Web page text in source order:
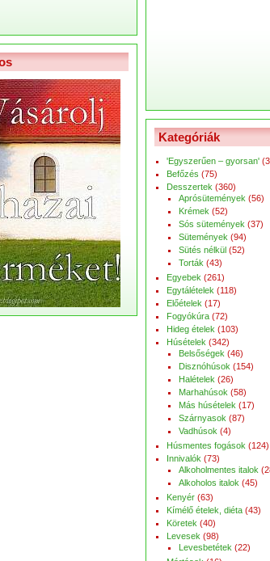
Kategóriák
'Egyszerűen – gyorsan'
Befőzés (75)
Desszertek (360)
Aprósütemények (56)
Krémek (52)
Sós sütemények (37)
Sütemények (94)
Sütés nélkül (52)
Torták (43)
Egyebek (261)
Egytálételek (118)
Előételek (17)
Fogyókúra (72)
Hideg ételek (103)
Húsételek (342)
Belsőségek (46)
Disznóhúsok (154)
Halételek (26)
Marhahúsok (58)
Más húsételek (17)
Szárnyasok (87)
Vadhúsok (4)
Húsmentes fogások (124)
Innivalók (73)
Alkoholmentes italok
Alkoholos italok (45)
Kenyér (63)
Kímélő ételek, diéta (43)
Köretek (40)
Levesek (98)
Levesbetétek (22)